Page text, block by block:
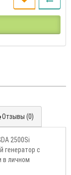
Отзывы (0)
2500Si
генератор с
в личном